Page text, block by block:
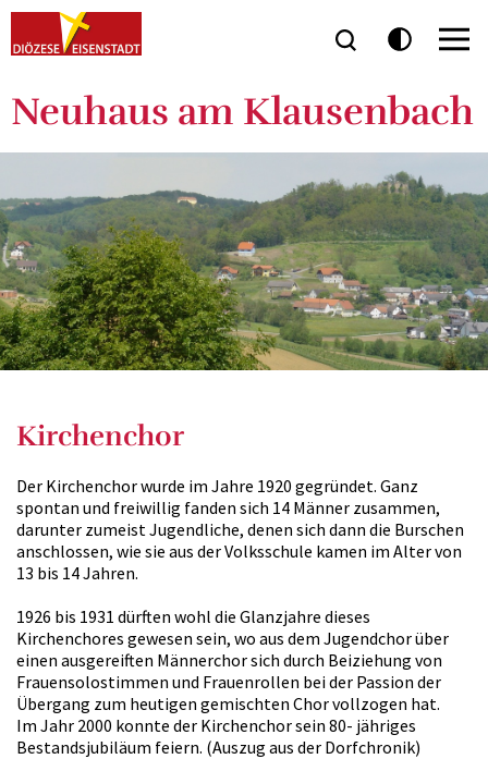
Neuhaus am Klausenbach
Kirchenchor
Der Kirchenchor wurde im Jahre 1920 gegründet. Ganz
spontan und freiwillig fanden sich 14 Männer zusammen,
darunter zumeist Jugendliche, denen sich dann die Burschen
anschlossen, wie sie aus der Volksschule kamen im Alter von
13 bis 14 Jahren.
1926 bis 1931 dürften wohl die Glanzjahre dieses
Kirchenchores gewesen sein, wo aus dem Jugendchor über
einen ausgereiften Männerchor sich durch Beiziehung von
Frauensolostimmen und Frauenrollen bei der Passion der
Übergang zum heutigen gemischten Chor vollzogen hat.
Im Jahr 2000 konnte der Kirchenchor sein 80- jähriges
Bestandsjubiläum feiern. (Auszug aus der Dorfchronik)